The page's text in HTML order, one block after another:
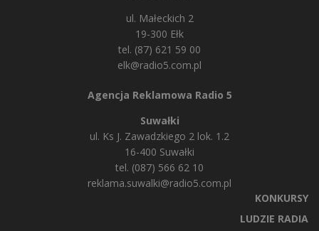
ul. Małeckich 2
19-300 Ełk
tel. (87) 621 59 00
elk@radio5.com.pl
Agencja Reklamowa Radio 5
Suwałki
ul. Ks J. Zawadzkiego 2 lok. 1.2
16-400 Suwałki
tel. (087) 566 62 10
reklama.suwalki@radio5.com.pl
KONKURSY
LUDZIE RADIA